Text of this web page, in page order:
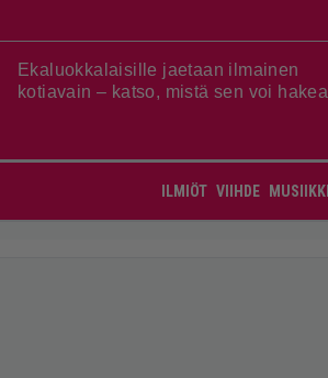
Ekaluokkalaisille jaetaan ilmainen
kotiavain – katso, mistä sen voi hakea
ILMIÖT VIIHDE MUSIIKKI